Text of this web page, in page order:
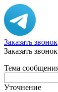
Заказать звонок
Заказать звонок
Тема
Уточнение